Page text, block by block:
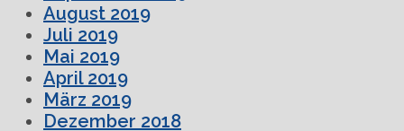
August 2019
Juli 2019
Mai 2019
April 2019
März 2019
Dezember 2018